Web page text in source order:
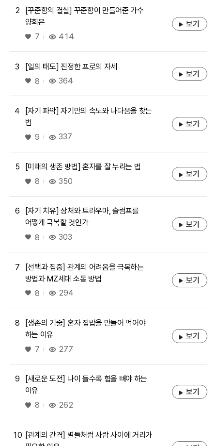
2
[꾸준함의 결실] 꾸준함이 만들어준 가수
양희은
좋아요
7 414
보기
3
[일의 태도] 진정한 프로의 자세
좋아요
8 364
보기
4
[자기 파악] 자기만의 속도와 나다움을 찾는
법
좋아요
9 337
보기
5
[미래의 생존 방법] 혼자를 잘 누리는 법
좋아요
8 350
보기
6
[자기 치유] 상처와 트라우마, 슬럼프를
어떻게 극복할 것인가
좋아요
8 303
보기
7
[선택과 집중] 관계의 어려움을 극복하는
방법과 MZ세대 소통 방법
좋아요
8 294
보기
8
[생존의 기술] 혼자 집밥을 만들어 먹어야
하는 이유
좋아요
7 277
보기
9
[새로운 도전] 나이 들수록 힘을 빼야 하는
이유
좋아요
8 262
보기
10 [관계의 간격] 별들처럼 사람 사이에 거리가